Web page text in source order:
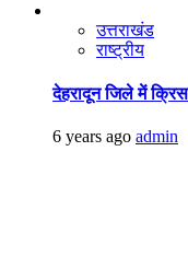
उत्तराखंड
राष्ट्रीय
देहरादून जिले में
6 years ago admin